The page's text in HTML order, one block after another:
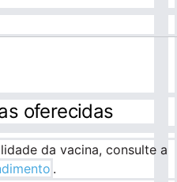
oferecidas
da vacina, consulte a
.